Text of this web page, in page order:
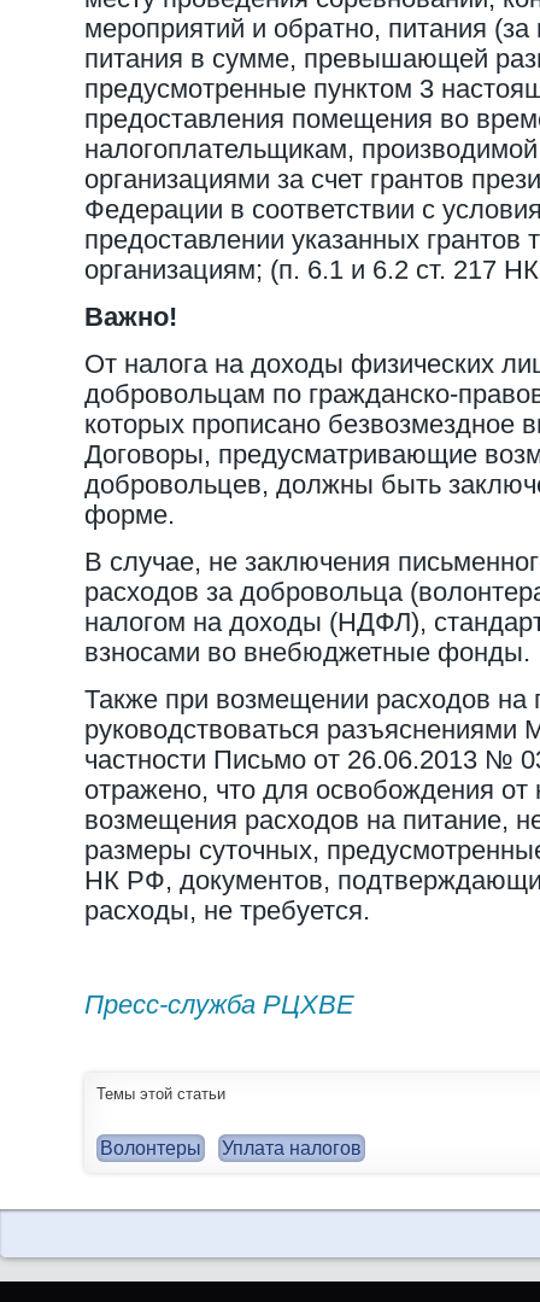
мероприятий и обратно, питания
питания в сумме, превышающей
предусмотренные пунктом 3
предоставления помещения во
налогоплательщикам,
организациями за счет грантов
Федерации в соответствии с
предоставлении указанных грантов
организациям; (п. 6.1 и 6.2 ст. 217
Важно!
От налога на доходы физических
добровольцам по гражданско-
которых прописано безвозмездное
Договоры, предусматривающие
добровольцев, должны быть
форме.
В случае, не заключения
расходов за добровольца
налогом на доходы (НДФЛ),
взносами во внебюджетные фонды.
Также при возмещении расходов на
руководствоваться
частности Письмо от 26.06.2013 №
отражено, что для освобождения
возмещения расходов на питание,
размеры суточных,
НК РФ, документов,
расходы, не требуется.
Пресс-служба РЦХВЕ
Темы этой статьи
Волонтеры Уплата налогов